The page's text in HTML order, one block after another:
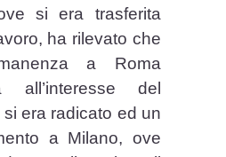
si era trasferita
ha rilevato che
a Roma
all’interesse del
era radicato ed un
a Milano, ove